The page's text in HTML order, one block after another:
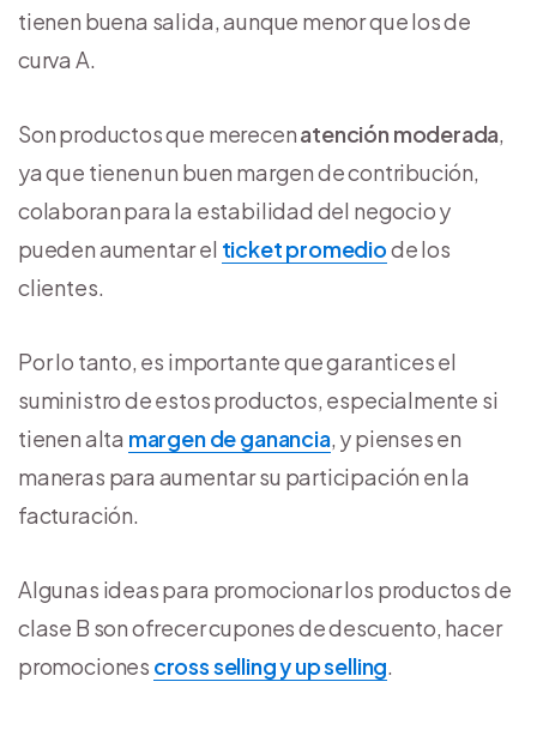
tienen buena salida, aunque menor que los de
curva A.
Son productos que merecenatención moderada,
ya que tienen un buen margen de contribución,
colaboran para la estabilidad del negocio y
pueden aumentar el ticket promediode los
clientes.
Por lo tanto, es importante que garantices el
suministro de estos productos, especialmente si
tienen alta margen de ganancia, y pienses en
maneras para aumentar su participación en la
facturación.
Algunas ideas para promocionar los productos de
clase B son ofrecer cupones de descuento, hacer
promociones cross selling y up selling.